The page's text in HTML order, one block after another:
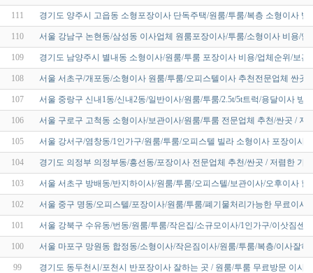
111 경기도 양주시 고읍동 소형포장이사 단독주택/원룸/투룸/복층 소형이사
110 서울 강남구 논현동/삼성동 이사업체 원룸포장이사/투룸/소형이사 비용/
109 경기도 남양주시 별내동 소형이사/원룸/투룸 포장이사 비용/업체순위/보
108 서울 서초구/개포동/소형이사 원룸/투룸/오피스텔이사 추천전문업체 싼곳
107 서울 중랑구 신내1동/신내2동/일반이사/원룸/투룸/2.5t/5t트럭/용달이사 방
106 서울 구로구 고척동 소형이사/보관이사/원룸/투룸 전문업체 추천/싼곳 /
105 서울 강서구/염창동/1인가구/원룸/투룸/오피스텔 빌라 소형이사 포장이사
104 경기도 의정부 의정부동/흥선동/포장이사 전문업체 추천/싼곳 / 저렴한 가
103 서울 서초구 방배동/반지하이사/원룸/투룸/오피스텔/보관이사/오후이사
102 서울 중구 명동/오피스텔/포장이사/원룸/투룸/폐기물처리가능한 무료이
101 서울 강북구 수유동/번동/원룸/투룸/작은집/소규모이사/1인가구/이삿짐센
100 서울 마포구 망원동 합정동/소형이사/작은짐이사/원룸/투룸/복층/이사잘하
99 경기도 동두천시/포천시 반포장이사 잘하는 곳 / 원룸/투룸 무료방문 이사